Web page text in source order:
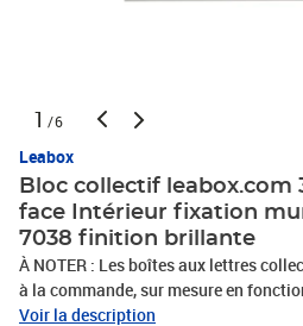
1 /6
Leabox
Bloc collectif leabox.com
face Intérieur fixation
7038 finition brillante
À NOTER : Les boîtes aux lettres
à la commande, sur mesure en
sont par conséquent ni reprises, ni échangées. Bloc de
Voir la description